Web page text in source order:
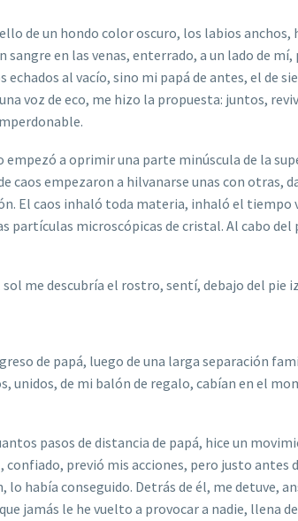
de un hondo color oscuro, los labios anchos,
sangre en las venas, enterrado, a un lado de mí,
echados al vacío, sino mi papá de antes, el de
voz de eco, me hizo la propuesta: juntos,
empezó a oprimir una parte minúscula de la
caos empezaron a hilvanarse unas con otras,
El caos inhaló toda materia, inhaló el tiempo
partículas microscópicas de cristal. Al cabo del
me descubría el rostro, sentí, debajo del pie
de papá, luego de una larga separación
unidos, de mi balón de regalo, cabían en el
pasos de distancia de papá, hice un
confiado, previó mis acciones, pero justo antes
lo había conseguido. Detrás de él, me detuve,
jamás le he vuelto a provocar a nadie, llena